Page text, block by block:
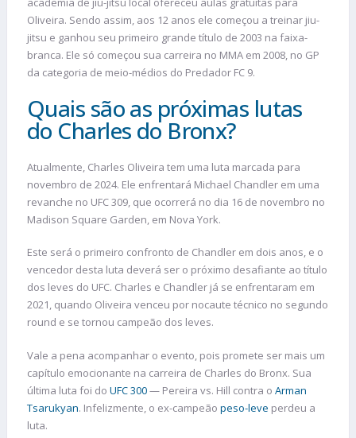
Oliveira. Sendo assim, aos 12 anos ele começou a treinar jiu-
jitsu e ganhou seu primeiro grande título de 2003 na faixa-
branca. Ele só começou sua carreira no MMA em 2008, no GP
da categoria de meio-médios do Predador FC 9.
Quais são as próximas lutas
do Charles do Bronx?
Atualmente, Charles Oliveira tem uma luta marcada para
novembro de 2024. Ele enfrentará Michael Chandler em uma
revanche no UFC 309, que ocorrerá no dia 16 de novembro no
Madison Square Garden, em Nova York.
Este será o primeiro confronto de Chandler em dois anos, e o
vencedor desta luta deverá ser o próximo desafiante ao título
dos leves do UFC. Charles e Chandler já se enfrentaram em
2021, quando Oliveira venceu por nocaute técnico no segundo
round e se tornou campeão dos leves​.
Vale a pena acompanhar o evento, pois promete ser mais um
capítulo emocionante na carreira de Charles do Bronx. Sua
última luta foi do UFC 300— Pereira vs. Hill contra o Arman
Tsarukyan. Infelizmente, o ex-campeão peso-leve perdeu a
luta.